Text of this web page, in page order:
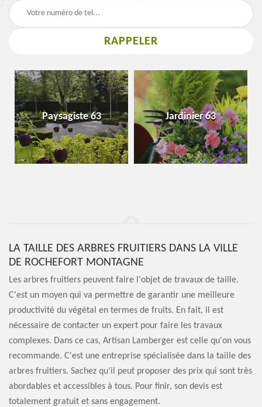
Paysagiste 63 Jardinier 63
LA TAILLE DES ARBRES FRUITIERS DANS LA VILLE
DE ROCHEFORT MONTAGNE
Les arbres fruitiers peuvent faire l'objet de travaux de taille.
C'est un moyen qui va permettre de garantir une meilleure
productivité du végétal en termes de fruits. En fait, il est
nécessaire de contacter un expert pour faire les travaux
complexes. Dans ce cas, Artisan Lamberger est celle qu'on vous
recommande. C'est une entreprise spécialisée dans la taille des
arbres fruitiers. Sachez qu'il peut proposer des prix qui sont très
abordables et accessibles à tous. Pour finir, son devis est
totalement gratuit et sans engagement.